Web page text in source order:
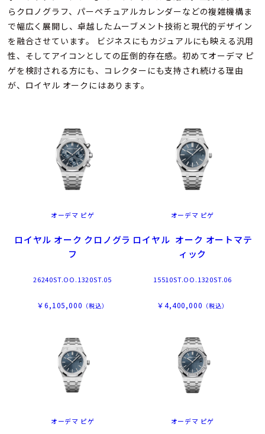
らクロノグラフ、パーペチュアルカレンダーなどの複雑機構ま
で幅広く展開し、卓越したムーブメント技術と現代的デザイン
を融合させています。 ビジネスにもカジュアルにも映える汎用
性、そしてアイコンとしての圧倒的存在感。初めてオーデマ ピ
ゲを検討される方にも、コレクターにも支持され続ける理由
が、ロイヤル オークにはあります。
オーデマ ピゲ
ロイヤル オーク クロノグラ
フ
26240ST.OO.1320ST.05
￥6,105,000 （税込）
オーデマ ピゲ
ロイヤル オーク オートマテ
ィック
15510ST.OO.1320ST.06
￥4,400,000 （税込）
オーデマ ピゲ オーデマ ピゲ